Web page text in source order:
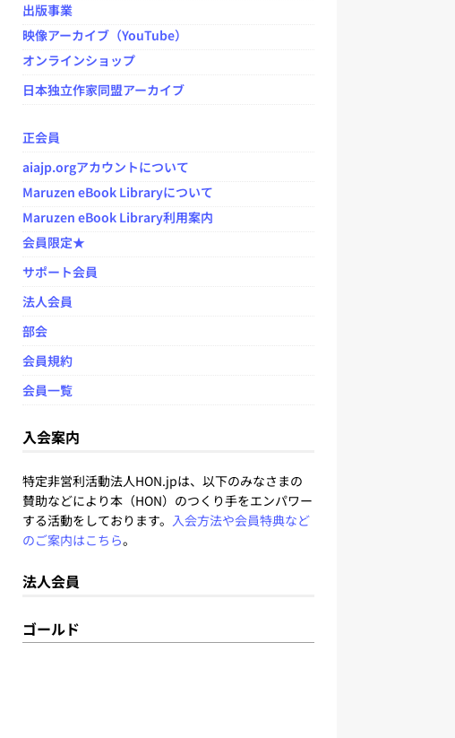
出版事業
映像アーカイブ（YouTube）
オンラインショップ
日本独立作家同盟アーカイブ
正会員
aiajp.orgアカウントについて
Maruzen eBook Libraryについて
Maruzen eBook Library利用案内
会員限定★
サポート会員
法人会員
部会
会員規約
会員一覧
入会案内
特定非営利活動法人HON.jpは、以下のみなさまの
賛助などにより本（HON）のつくり手をエンパワー
する活動をしております。 入会方法や会員特典など
のご案内はこちら。
法人会員
ゴールド